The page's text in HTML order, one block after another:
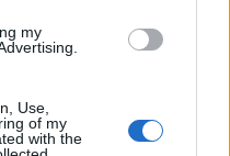
my
Use,
of my
with the